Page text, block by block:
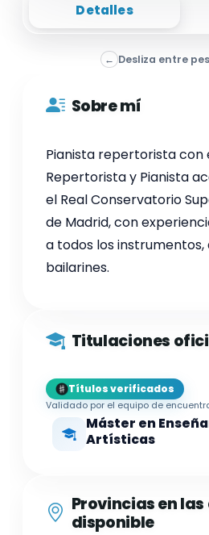
Detalles
← Desliza entre
Sobre mí
Pianista repertorista con
Repertorista y Pianista
el Real Conservatorio
de Madrid, con
a todos los
bailarines.
Titulaciones
Títulos verificados
Validado por el equipo de
Máster en
Artísticas
Provincias en
disponible